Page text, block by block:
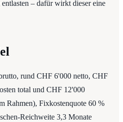
– dafür wirkt dieser eine
rund CHF 6'000 netto, CHF
total und CHF 12'000
Rahmen), Fixkostenquote 60 %
Reichweite 3,3 Monate